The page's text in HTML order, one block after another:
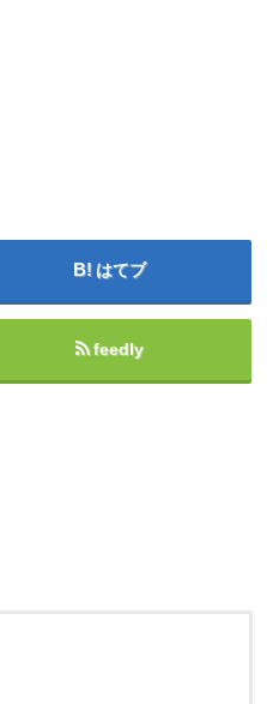
はてブ
feedly